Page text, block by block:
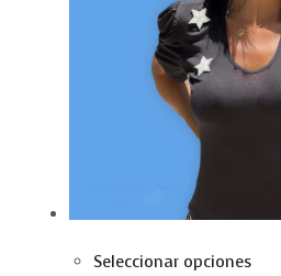
Seleccionar opciones